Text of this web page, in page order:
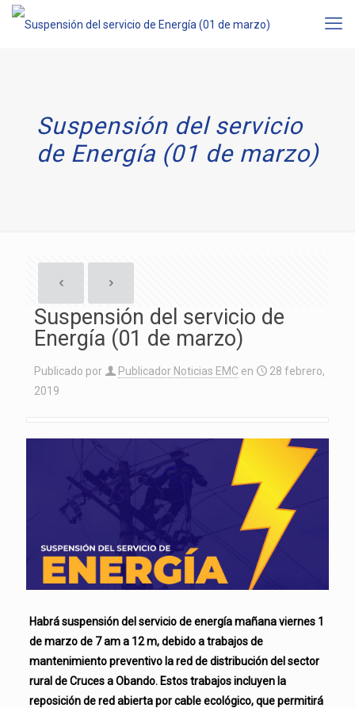
Suspensión del servicio
de Energía (01 de marzo)
Suspensión del servicio de
Energía (01 de marzo)
Publicado por Publicador Noticias EMC en
28 febrero,
2019
Habrá suspensión del servicio de energía mañana viernes 1
de marzo de 7 am a 12 m, debido a trabajos de
mantenimiento preventivo la red de distribución del sector
rural de Cruces a Obando. Estos trabajos incluyen la
reposición de red abierta por cable ecológico, que permitirá